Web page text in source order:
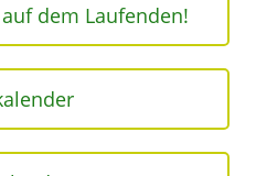
dem Laufenden!